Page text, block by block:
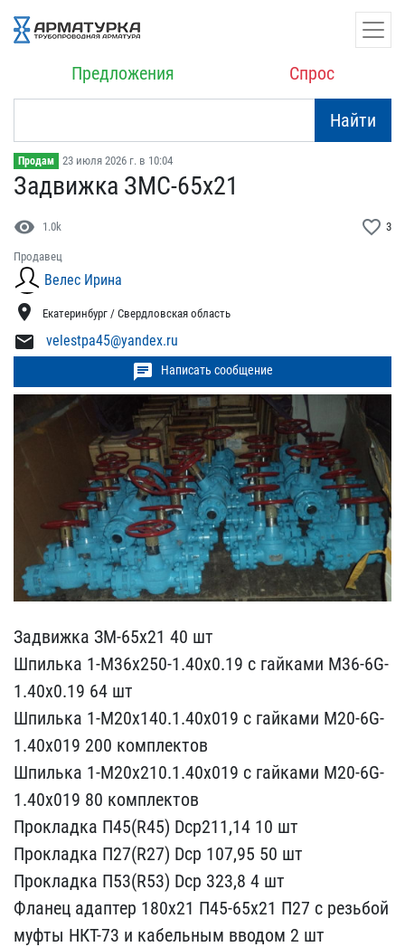
Предложения Спрос
Найти
Продам 23 июля 2026 г. в 10:04
Задвижка ЗМС-65х21
visibility 1.0k favorite_border 3
Продавец
Велес Ирина
location_on Екатеринбург / Свердловская область
mail velestpa45@yandex.ru
chat Написать сообщение
Задвижка ЗМ-65х21 40 шт
​Шпилька 1-М36х250-1.40х0​.19 с гайками М36-6G-
1.4​0х0.19 64 шт
Шпилька 1-М​20х140.1.40х019 с гайкам​и М20-6G-
1.40х019 200 ко​мплектов
Шпилька 1-М20х2​10.1.40х019 с гайками М2​0-6G-
1.40х019 80 комплек​тов
Прокладка П45(R45) D​cp211,14 10 шт
Прокладка​ П27(R27) Dcp 107,95 50 ​шт
Прокладка П53(R53) Dc​p 323,8 4 шт
Фланец адап​тер 180х21 П45-65х21 П27​ с резьбой
муфты НКТ-73 ​и кабельным вводом 2 шт​